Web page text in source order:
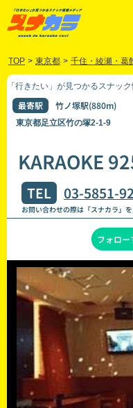
TOP > 東京都 > 千住・綾瀬・葛
「行きたい」が見つかるスナッ
最寄駅 竹ノ塚駅(880m)
東京都足立区竹の塚2-1-9
KARAOKE
TEL 03-5851-
お問い合わせの際は「スナカラ」
フォロー